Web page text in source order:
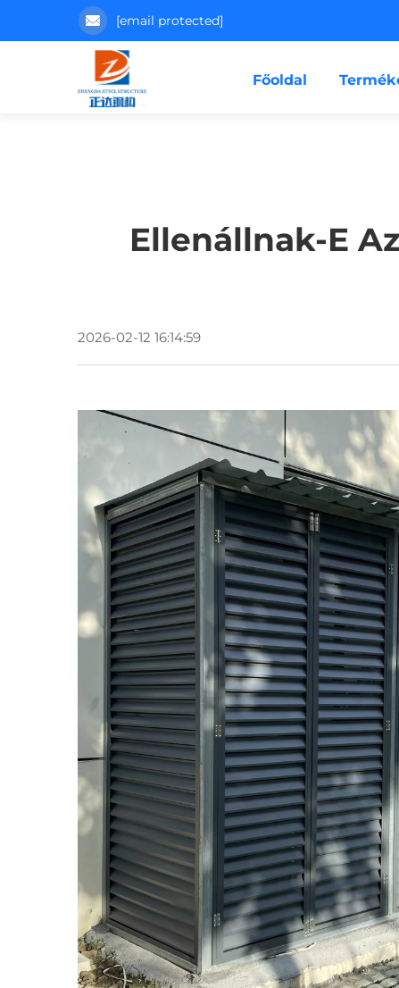
[email protected]
Főoldal
Ellenállnak-E
2026-02-12 16:14:59